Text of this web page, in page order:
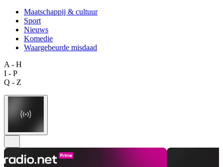
Maatschappij & cultuur
Sport
Nieuws
Komedie
Waargebeurde misdaad
A - H
I - P
Q - Z